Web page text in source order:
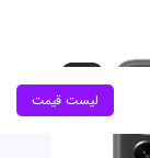
لیست قیمت
جدید